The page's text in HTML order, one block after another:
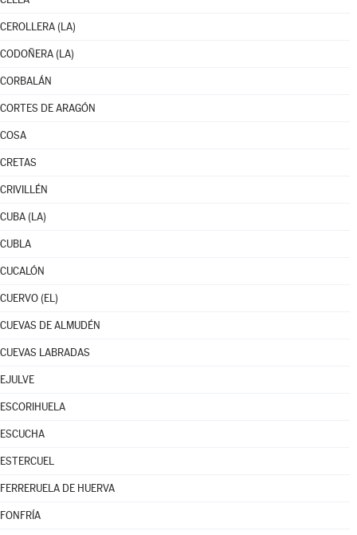
CEROLLERA (LA)
CODOÑERA (LA)
CORBALÁN
CORTES DE ARAGÓN
COSA
CRETAS
CRIVILLÉN
CUBA (LA)
CUBLA
CUCALÓN
CUERVO (EL)
CUEVAS DE ALMUDÉN
CUEVAS LABRADAS
EJULVE
ESCORIHUELA
ESCUCHA
ESTERCUEL
FERRERUELA DE HUERVA
FONFRÍA